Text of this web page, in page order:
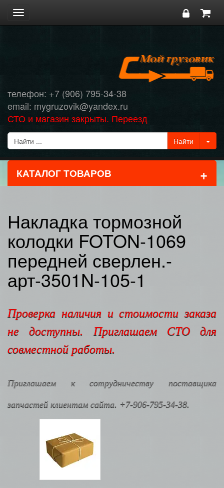
Toggle
navigation
телефон: +7 (906) 795-34-38
email: mygruzovik@yandex.ru
СТО и магазин закрыты. Переезд
КАТАЛОГ ТОВАРОВ +
Накладка тормозной
колодки FOTON-1069
передней сверлен.-
арт-3501N-105-1
Проверка наличия и стоимости заказа
не доступны. Приглашаем СТО для
совместной работы.
Приглашаем к сотрудничеству поставщика
запчастей клиентам сайта. +7-906-795-34-38.